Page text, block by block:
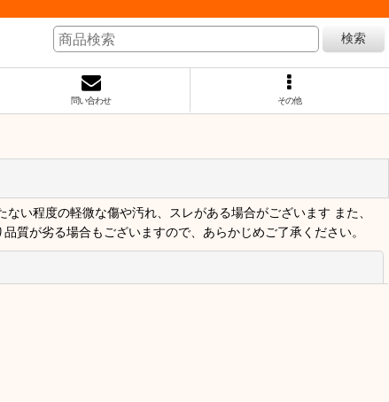
検索
問い合わせ その他
い程度の軽微な傷や汚れ、スレがある場合がございます また、
質が劣る場合もございますので、あらかじめご了承ください。